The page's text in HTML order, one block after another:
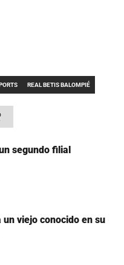
segundo filial
un viejo conocido en su
REAL BETIS BALOMPIÉ